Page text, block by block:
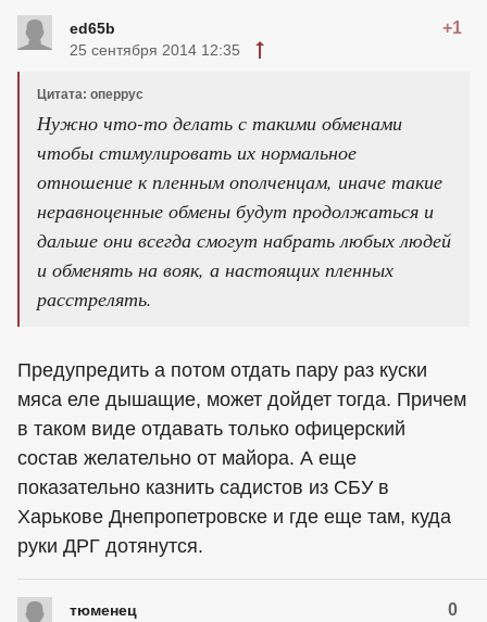
ed65b +1
25 сентября 2014 12:35
Цитата: оперрус
Нужно что-то делать с такими обменами
чтобы стимулировать их нормальное
отношение к пленным ополченцам, иначе такие
неравноценные обмены будут продолжаться и
дальше они всегда смогут набрать любых людей
и обменять на вояк, а настоящих пленных
расстрелять.
Предупредить а потом отдать пару раз куски
мяса еле дышащие, может дойдет тогда. Причем
в таком виде отдавать только офицерский
состав желательно от майора. А еще
показательно казнить садистов из СБУ в
Харькове Днепропетровске и где еще там, куда
руки ДРГ дотянутся.
тюменец 0